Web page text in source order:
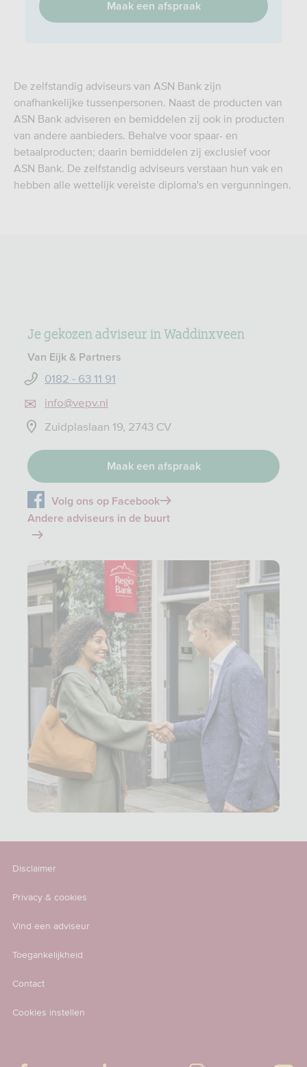
Maak een afspraak
De zelfstandig adviseurs van ASN Bank zijn
onafhankelijke tussenpersonen. Naast de producten van
ASN Bank adviseren en bemiddelen zij ook in producten
van andere aanbieders. Behalve voor spaar- en
betaalproducten; daarin bemiddelen zij exclusief voor
ASN Bank. De zelfstandig adviseurs verstaan hun vak en
hebben alle wettelijk vereiste diploma's en vergunningen.
Je gekozen adviseur in Waddinxveen
Van Eijk & Partners
0182 - 63 11 91
info@vepv.nl
Zuidplaslaan 19, 2743 CV
Maak een afspraak
Volg ons op Facebook
Andere adviseurs in de buurt
Disclaimer
Privacy & cookies
Vind een adviseur
Toegankelijkheid
Contact
Cookies instellen